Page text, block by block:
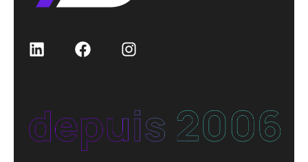
LinkedIn FacebookInstagram